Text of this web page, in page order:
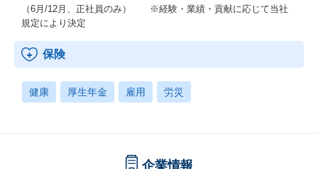
（6月/12月、正社員のみ） ※経験・業績・貢献に応じて当社
規定により決定
保険
健康 厚生年金 雇用 労災
企業情報